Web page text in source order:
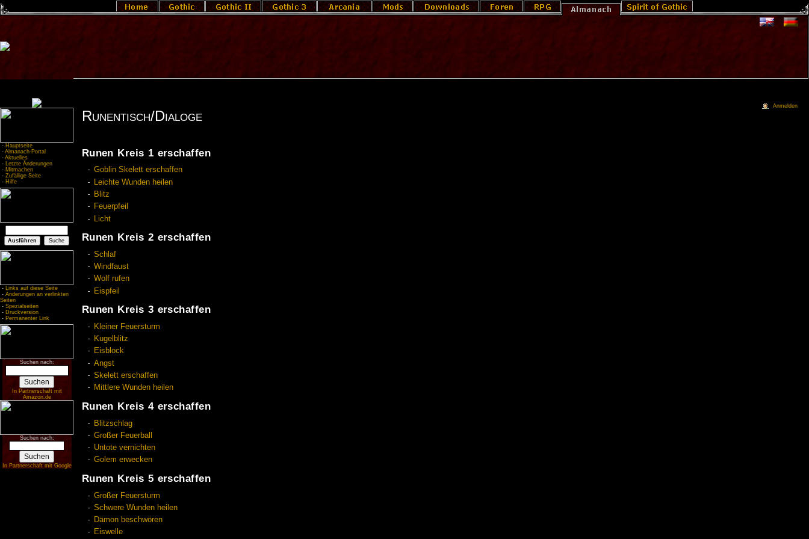
- Hauptseite
- Almanach-Portal
- Aktuelles
- Letzte Änderungen
- Mitmachen
- Zufällige Seite
- Hilfe
- Links auf diese Seite
- Änderungen an verlinkten
Seiten
- Spezialseiten
- Druckversion
- Permanenter Link
Suchen nach:
In Partnerschaft mit
Amazon.de
Suchen nach:
In Partnerschaft mit Google
Runentisch/Dialoge
Runen Kreis 1 erschaffen
Goblin Skelett erschaffen
Leichte Wunden heilen
Blitz
Feuerpfeil
Licht
Runen Kreis 2 erschaffen
Schlaf
Windfaust
Wolf rufen
Eispfeil
Runen Kreis 3 erschaffen
Kleiner Feuersturm
Kugelblitz
Eisblock
Angst
Skelett erschaffen
Mittlere Wunden heilen
Runen Kreis 4 erschaffen
Blitzschlag
Großer Feuerball
Untote vernichten
Golem erwecken
Runen Kreis 5 erschaffen
Großer Feuersturm
Schwere Wunden heilen
Dämon beschwören
Eiswelle
Anmelden